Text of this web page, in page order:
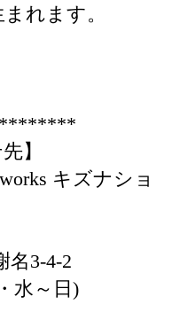
れます。
】
キズナショ
名3-4-2
水～日)